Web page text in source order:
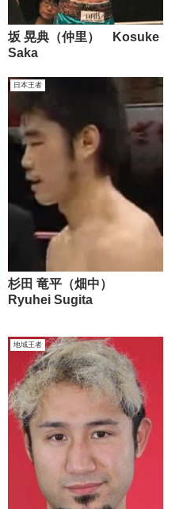
坂 晃典（仲里） Kosuke
Saka
日本王者
杉田 竜平（畑中）
Ryuhei Sugita
地域王者